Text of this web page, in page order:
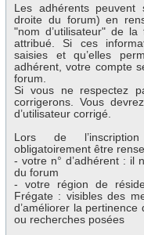
Les adhérents peuvent
droite du forum) en
"nom d’utilisateur" de la
attribué. Si ces
saisies et qu’elles
adhérent, votre compte
forum.
Si vous ne respectez
corrigerons. Vous
d’utilisateur corrigé.
Lors de
obligatoirement être
- votre n° d’adhérent : il
du forum
- votre région de
Frégate : visibles des
d’améliorer la
ou recherches posées